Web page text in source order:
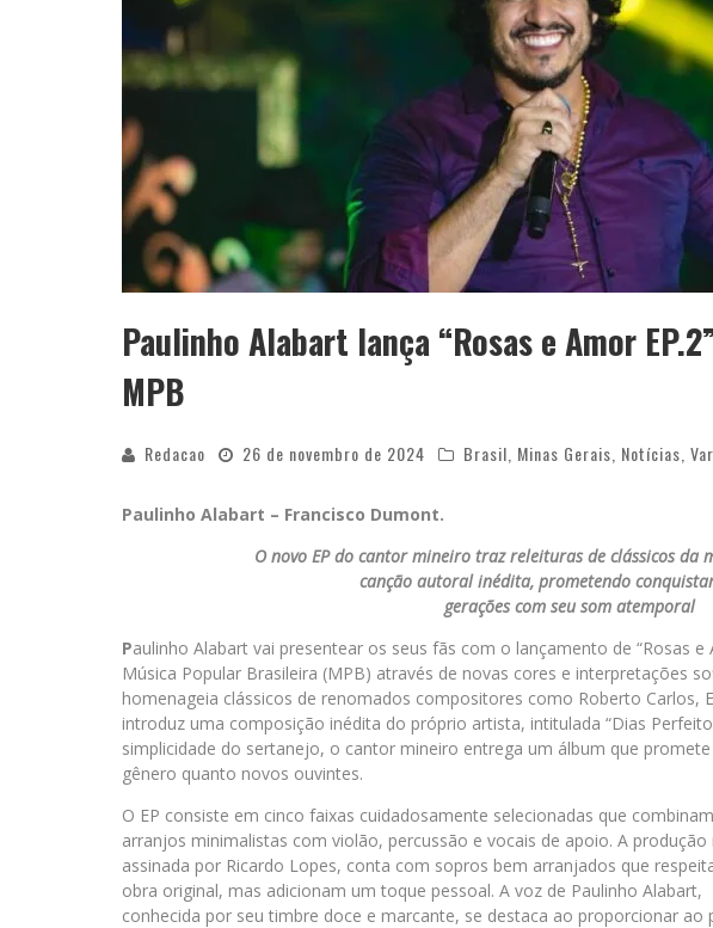
Paulinho Alabart lança “Rosas e Amor
MPB
Redacao 26 de novembro de 2024 Brasil Minas Gerais Notícias
Paulinho Alabart – Francisco Dumont.
O novo EP do cantor mineiro traz releituras de clássicos da
canção autoral inédita, prometendo
gerações com seu som atemporal
Paulinho Alabart vai presentear os seus fãs com o lançamento de “Rosas e
Música Popular Brasileira (MPB) através de novas cores e interpretações
homenageia clássicos de renomados compositores como Roberto Carlos,
introduz uma composição inédita do próprio artista, intitulada “Dias
simplicidade do sertanejo, o cantor mineiro entrega um álbum que
gênero quanto novos ouvintes.
O EP consiste em cinco faixas cuidadosamente selecionadas que combinam
arranjos minimalistas com violão, percussão e vocais de apoio. A produção
assinada por Ricardo Lopes, conta com sopros bem arranjados que
obra original, mas adicionam um toque pessoal. A voz de Paulinho Alabart,
conhecida por seu timbre doce e marcante, se destaca ao proporcionar ao